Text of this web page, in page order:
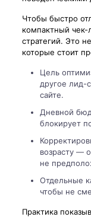
Чтобы быстро
компактный чек-
стратегий. Это
которые стоит
Цель
другое лид-
сайте.
Дневной
блокирует
возрасту —
не
Отдельные
чтобы не
Практика